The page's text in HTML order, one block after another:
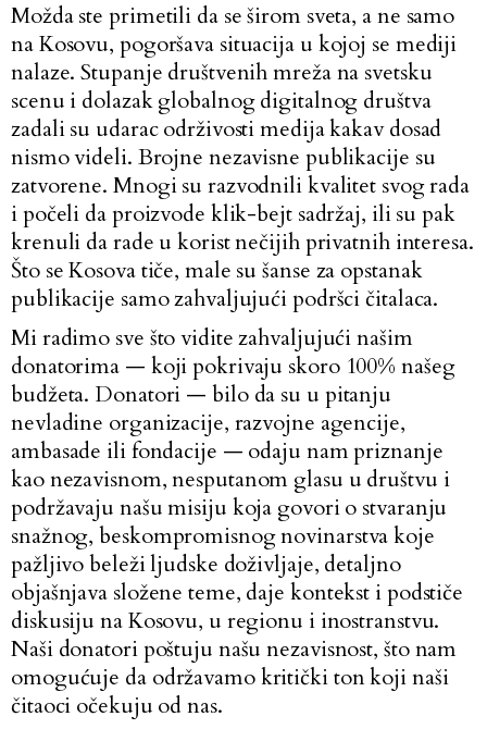
Možda ste primetili da se širom sveta, a ne samo
na Kosovu, pogoršava situacija u kojoj se mediji
nalaze. Stupanje društvenih mreža na svetsku
scenu i dolazak globalnog digitalnog društva
zadali su udarac održivosti medija kakav dosad
nismo videli. Brojne nezavisne publikacije su
zatvorene. Mnogi su razvodnili kvalitet svog rada
i počeli da proizvode klik-bejt sadržaj, ili su pak
krenuli da rade u korist nečijih privatnih interesa.
Što se Kosova tiče, male su šanse za opstanak
publikacije samo zahvaljujući podršci čitalaca.
Mi radimo sve što vidite zahvaljujući našim
donatorima — koji pokrivaju skoro 100% našeg
budžeta. Donatori — bilo da su u pitanju
nevladine organizacije, razvojne agencije,
ambasade ili fondacije — odaju nam priznanje
kao nezavisnom, nesputanom glasu u društvu i
podržavaju našu misiju koja govori o stvaranju
snažnog, beskompromisnog novinarstva koje
pažljivo beleži ljudske doživljaje, detaljno
objašnjava složene teme, daje kontekst i podstiče
diskusiju na Kosovu, u regionu i inostranstvu.
Naši donatori poštuju našu nezavisnost, što nam
omogućuje da održavamo kritički ton koji naši
čitaoci očekuju od nas.